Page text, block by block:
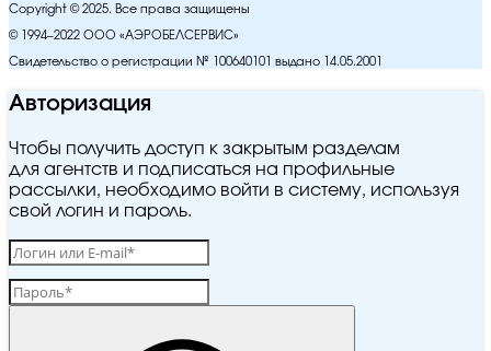
Copyright © 2025. Все права защищены
© 1994–2022 ООО «АЭРОБЕЛСЕРВИС»
Свидетельство о регистрации № 100640101 выдано 14.05.2001
Авторизация
Чтобы получить доступ к закрытым разделам
для агентств и подписаться на профильные
рассылки, необходимо войти в систему, используя
свой логин и пароль.